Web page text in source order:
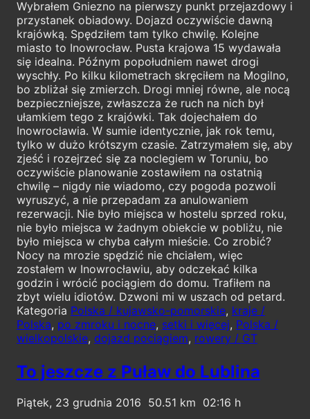
Wybrałem Gniezno na pierwszy punkt przejazdowy i
przystanek obiadowy. Dojazd oczywiście dawną
krajówką. Spędziłem tam tylko chwilę. Kolejne
miasto to Inowrocław. Pusta krajowa 15 wydawała
się idealna. Późnym popołudniem nawet drogi
wyschły. Po kilku kilometrach skręciłem na Mogilno,
bo zbliżał się zmierzch. Drogi mniej równe, ale nocą
bezpieczniejsze, zwłaszcza że ruch na nich był
ułamkiem tego z krajówki. Tak dojechałem do
Inowrocławia. W sumie identycznie, jak rok temu,
tylko w dużo krótszym czasie. Zatrzymałem się, aby
zjeść i rozejrzeć się za noclegiem w Toruniu, bo
oczywiście planowanie zostawiłem na ostatnią
chwilę – nigdy nie wiadomo, czy pogoda pozwoli
wyruszyć, a nie przepadam za anulowaniem
rezerwacji. Nie było miejsca w hostelu sprzed roku,
nie było miejsca w żadnym obiekcie w pobliżu, nie
było miejsca w chyba całym mieście. Co zrobić?
Nocy na mrozie spędzić nie chciałem, więc
zostałem w Inowrocławiu, aby odczekać kilka
godzin i wrócić pociągiem do domu. Trafiłem na
zbyt wielu idiotów. Dzwoni mi w uszach od petard.
Kategoria Polska / kujawsko-pomorskie, kraje /
Polska, po zmroku i nocne, setki i więcej, Polska /
wielkopolskie, dojazd pociągiem, rowery / GT
To jeszcze z Puław do Lublina
Piątek, 23 grudnia 2016 50.51
02:16